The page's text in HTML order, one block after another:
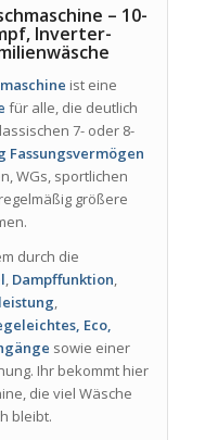
– 10-
Inverter-
ist eine
für alle, die deutlich
7- oder 8-
Fassungsvermögen
WGs, sportlichen
größere
durch die
, Dampffunktion,
,
Eco,
sowie einer
Ihr bekommt hier
die viel Wäsche
bleibt.